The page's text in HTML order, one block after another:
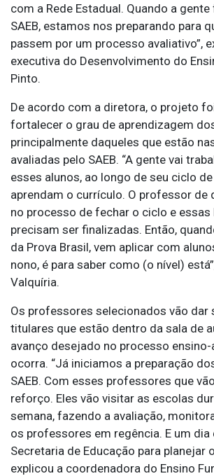
com a Rede Estadual. Quando a gente
SAEB, estamos nos preparando para
passem por um processo avaliativo”,
executiva do Desenvolvimento do
Pinto.
De acordo com a diretora, o projeto
fortalecer o grau de aprendizagem
principalmente daqueles que estão
avaliadas pelo SAEB. “A gente vai
esses alunos, ao longo de seu ciclo
aprendam o currículo. O professor de
no processo de fechar o ciclo e essas
precisam ser finalizadas. Então,
da Prova Brasil, vem aplicar com
nono, é para saber como (o nível)
Valquíria.
Os professores selecionados vão dar
titulares que estão dentro da sala de
avanço desejado no processo
ocorra. “Já iniciamos a preparação
SAEB. Com esses professores que
reforço. Eles vão visitar as escolas
semana, fazendo a avaliação,
os professores em regência. E um dia
Secretaria de Educação para planejar
explicou a coordenadora do Ensino